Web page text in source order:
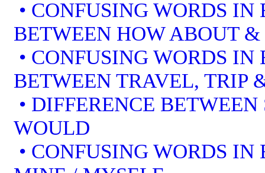
• CONFUSING WORDS
BETWEEN HOW ABOUT
• CONFUSING WORDS
BETWEEN TRAVEL, TRIP
• DIFFERENCE
WOULD
• CONFUSING WORDS